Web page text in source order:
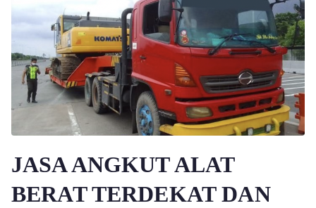
JASA ANGKUT ALAT
BERAT TERDEKAT DAN